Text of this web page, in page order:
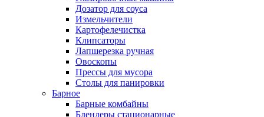
Дозатор для соуса
Измельчители
Картофелечистка
Клипсаторы
Лапшерезка ручная
Овоскопы
Прессы для мусора
Столы для панировки
Барное
Барные комбайны
Блендеры стационарные